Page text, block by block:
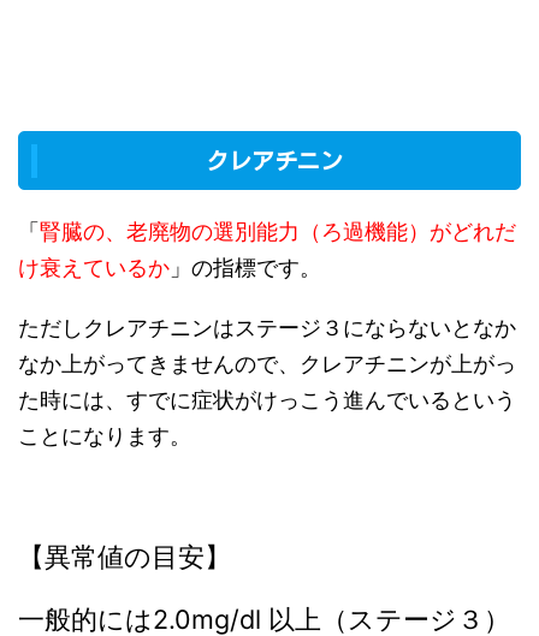
クレアチニン
「 腎臓の、老廃物の選別能力（ろ過機能）がどれだ
け衰えているか 」の指標です。
ただしクレアチニンはステージ３にならないとなか
なか上がってきませんので、クレアチニンが上がっ
た時には、すでに症状がけっこう進んでいるという
ことになります。
【異常値の目安】
一般的には2.0mg/dl 以上（ステージ３）